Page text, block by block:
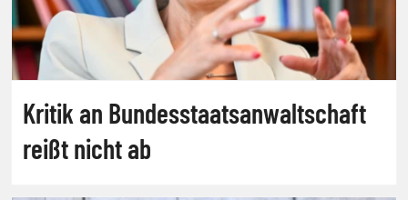
Kritik an Bundesstaatsanwaltschaft
reißt nicht ab